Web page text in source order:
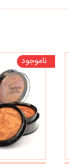
ناموجود